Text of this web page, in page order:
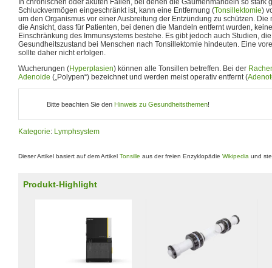
In chronischen oder akuten Fällen, bei denen die Gaumenmandeln so stark
Schluckvermögen eingeschränkt ist, kann eine Entfernung (Tonsillektomie)
um den Organismus vor einer Ausbreitung der Entzündung zu schützen. Die
die Ansicht, dass für Patienten, bei denen die Mandeln entfernt wurden,
Einschränkung des Immunsystems bestehe. Es gibt jedoch auch Studien,
Gesundheitszustand bei Menschen nach Tonsillektomie hindeuten. Eine
sollte daher nicht erfolgen.
Wucherungen (Hyperplasien) können alle Tonsillen betreffen. Bei der
Adenoide („Polypen“) bezeichnet und werden meist operativ entfernt (
Bitte beachten Sie den Hinweis zu Gesundheitsthemen!
Kategorie: Lymphsystem
Dieser Artikel basiert auf dem Artikel Tonsille aus der freien Enzyklopädie Wikipedia und
Produkt-Highlight